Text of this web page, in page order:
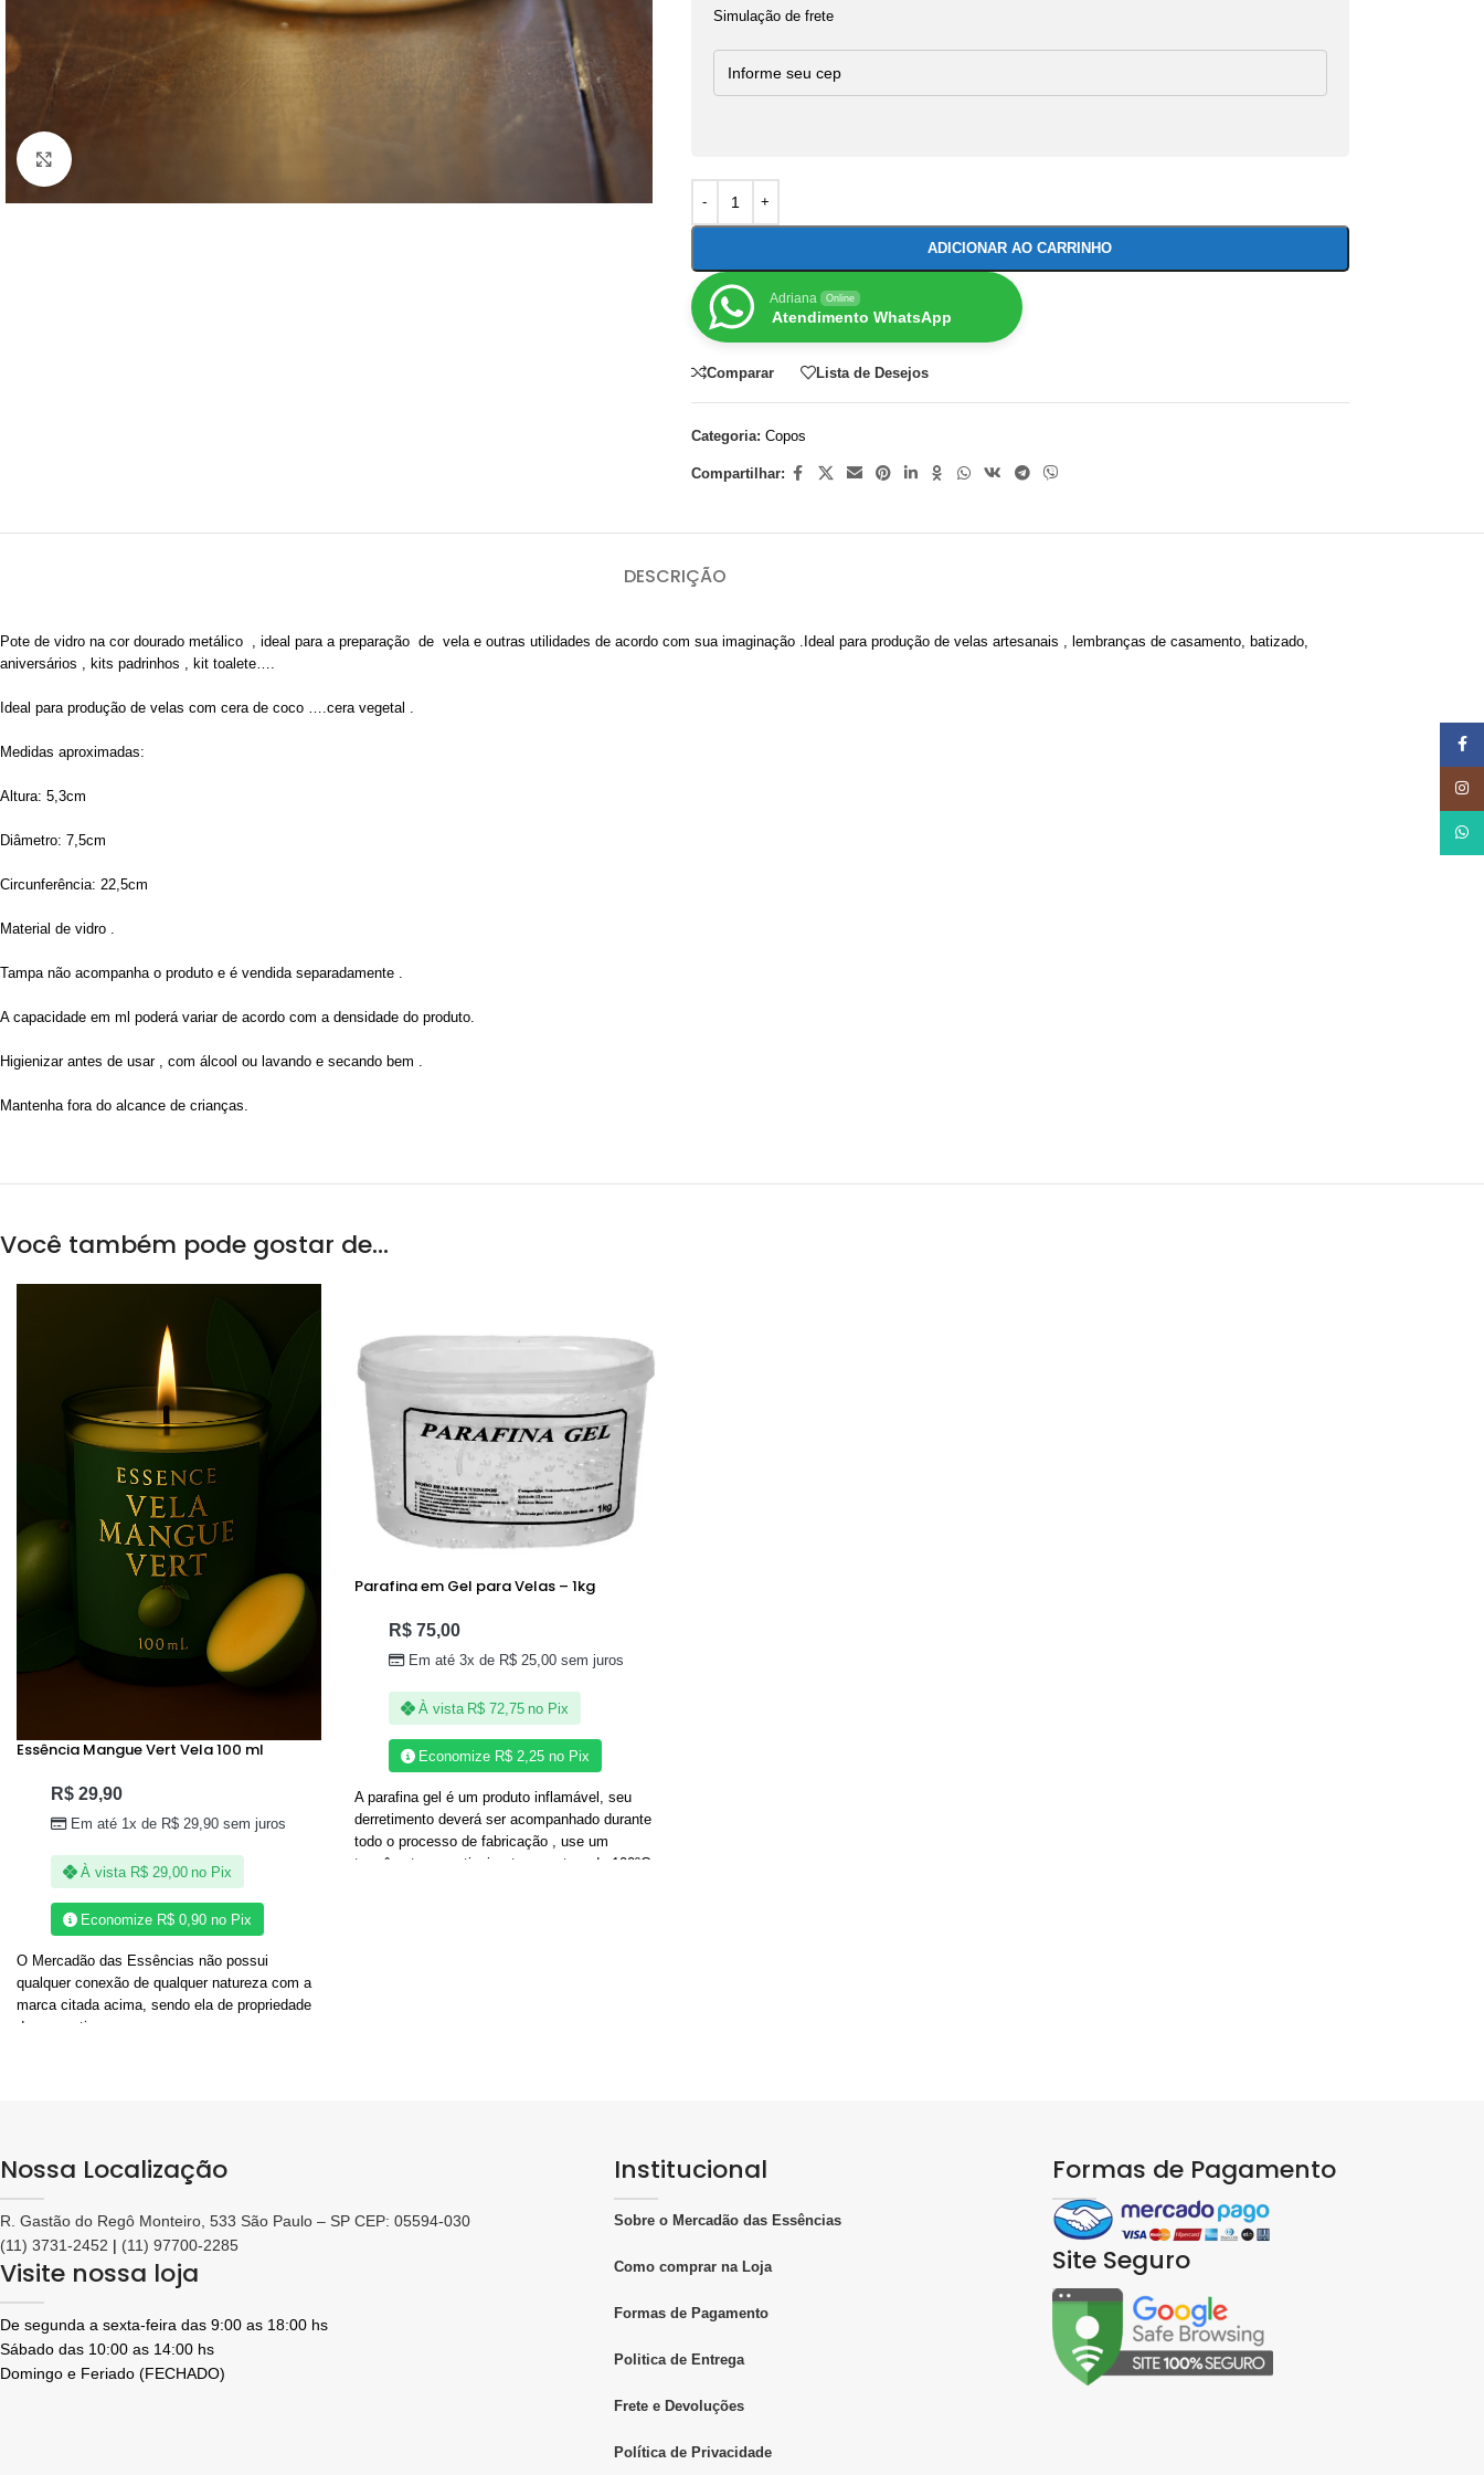
Simulação de frete
ADICIONAR AO CARRINHO
Adriana Online
Atendimento WhatsApp
Comparar Lista de Desejos
Categoria: Copos
Compartilhar:
DESCRIÇÃO
Pote de vidro na cor dourado metálico , ideal para a preparação de vela e outras utilidades de acordo com sua imaginação .Ideal para produção de velas artesanais , lembranças de casamento, batizado,
aniversários , kits padrinhos , kit toalete….
Ideal para produção de velas com cera de coco ….cera vegetal .
Medidas aproximadas:
Altura: 5,3cm
Diâmetro: 7,5cm
Circunferência: 22,5cm
Material de vidro .
Tampa não acompanha o produto e é vendida separadamente .
A capacidade em ml poderá variar de acordo com a densidade do produto.
Higienizar antes de usar , com álcool ou lavando e secando bem .
Mantenha fora do alcance de crianças.
Você também pode gostar de…
Essência Mangue Vert Vela 100 ml
R$ 29,90
Em até 1x de R$ 29,90 sem juros
À vista R$29,00 no Pix
Economize R$ 0,90 no Pix
O Mercadão das Essências não possui
qualquer conexão de qualquer natureza com a
marca citada acima, sendo ela de propriedade
da respectiva empresa.
Parafina em Gel para Velas – 1kg
R$75,00
Em até 3x de R$25,00sem juros
À vista R$ 72,75 no Pix
Economize R$2,25no Pix
A parafina gel é um produto inflamável, seu
derretimento deverá ser acompanhado durante
todo o processo de fabricação , use um
termômetro, ao atingir a temperatura de 100ºC
Nossa Localização
R. Gastão do Regô Monteiro, 533 São Paulo – SP CEP: 05594-030
(11) 3731-2452 | (11) 97700-2285
Visite nossa loja
De segunda a sexta-feira das 9:00 as 18:00 hs
Sábado das 10:00 as 14:00 hs
Domingo e Feriado (FECHADO)
Institucional
Sobre o Mercadão das Essências
Como comprar na Loja
Formas de Pagamento
Politica de Entrega
Frete e Devoluções
Política de Privacidade
Formas de Pagamento
Site Seguro